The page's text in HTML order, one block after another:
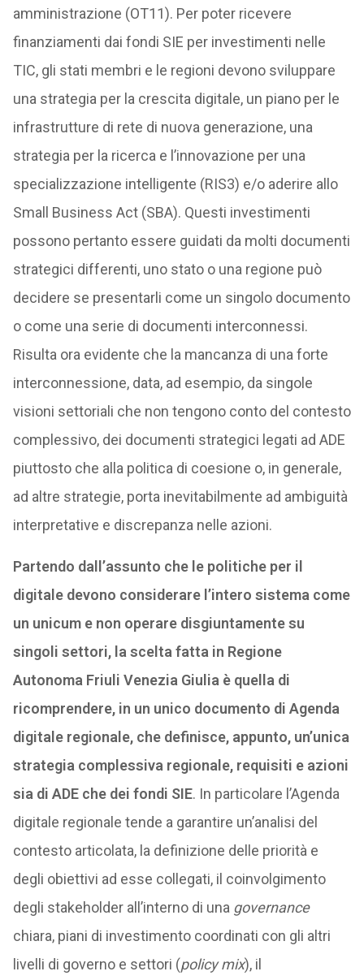
amministrazione (OT11). Per poter ricevere
finanziamenti dai fondi SIE per investimenti nelle
TIC, gli stati membri e le regioni devono sviluppare
una strategia per la crescita digitale, un piano per le
infrastrutture di rete di nuova generazione, una
strategia per la ricerca e l’innovazione per una
specializzazione intelligente (RIS3) e/o aderire allo
Small Business Act (SBA). Questi investimenti
possono pertanto essere guidati da molti documenti
strategici differenti, uno stato o una regione può
decidere se presentarli come un singolo documento
o come una serie di documenti interconnessi.
Risulta ora evidente che la mancanza di una forte
interconnessione, data, ad esempio, da singole
visioni settoriali che non tengono conto del contesto
complessivo, dei documenti strategici legati ad ADE
piuttosto che alla politica di coesione o, in generale,
ad altre strategie, porta inevitabilmente ad ambiguità
interpretative e discrepanza nelle azioni.
Partendo dall’assunto che le politiche per il
digitale devono considerare l’intero sistema come
un unicum e non operare disgiuntamente su
singoli settori, la scelta fatta in Regione
Autonoma Friuli Venezia Giulia è quella di
ricomprendere, in un unico documento di Agenda
digitale regionale, che definisce, appunto, un’unica
strategia complessiva regionale, requisiti e azioni
sia di ADE che dei fondi SIE. In particolare l’Agenda
digitale regionale tende a garantire un’analisi del
contesto articolata, la definizione delle priorità e
degli obiettivi ad esse collegati, il coinvolgimento
degli stakeholder all’interno di una governance
chiara, piani di investimento coordinati con gli altri
livelli di governo e settori (policy mix), il